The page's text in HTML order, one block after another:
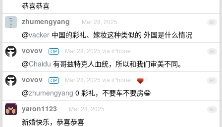
恭喜恭喜
82
zhumengyang Mar 28, 2025
@vacker 中国的彩礼、嫁妆这种类似的 外国是什么情况
83
vovov OP Mar 28, 2025 via iPhone
@Chaidu 有哥兹特克人血统，所以和我们审美不同。
84
vovov OP Mar 28, 2025 via iPhone 1
@zhumengyang 0 彩礼，不要车不要房😁
85
yaron1123 Mar 28, 2025
新婚快乐，恭喜恭喜